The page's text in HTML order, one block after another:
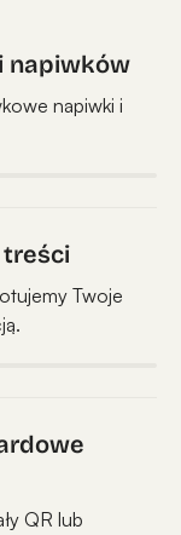
napiwków
napiwki i
treści
Twoje
QR lub